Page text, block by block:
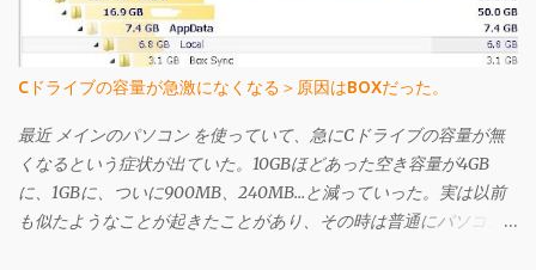
感）し、こちらは上り下りは共に3Mbpsではあるものの、「定額
無制限」の名に偽りはなく感じられる。 今のところIIJmioで高速
クーポンを使うと快適すぎるくらいに感じているのだが、仕事以
外でネットを使わない状況でも半月で35GB使ってるので、今後は
Plala ITE一本として、IIJmioを解約することにした。 IIJmioの解
約は、会員専用ページから可能で、解約理由や感想を記す簡単な
アンケートがあるだけだった。それを行うと確認用のメールが登
録したメールアドレスに届く。月の半ばで解約申し込みしても、
Cドライブの容量が急激になくなる＞原因はBOXだった。
最近 メインのパソコン を使っていて、急にCドライブの容量が無
くなるという症状が出ていた。10GBほどあった空き容量が4GB
に、1GBに、ついに900MB、240MB…と減っていった。実は以前
も似たようなことが起きたことがあり、その時は普通にパソコン